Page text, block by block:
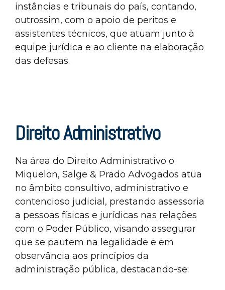
instâncias e tribunais do país, contando,
outrossim, com o apoio de peritos e
assistentes técnicos, que atuam junto à
equipe jurídica e ao cliente na elaboração
das defesas.
Direito Administrativo
Na área do Direito Administrativo o
Miquelon, Salge & Prado Advogados atua
no âmbito consultivo, administrativo e
contencioso judicial, prestando assessoria
a pessoas físicas e jurídicas nas relações
com o Poder Público, visando assegurar
que se pautem na legalidade e em
observância aos princípios da
administração pública, destacando-se: